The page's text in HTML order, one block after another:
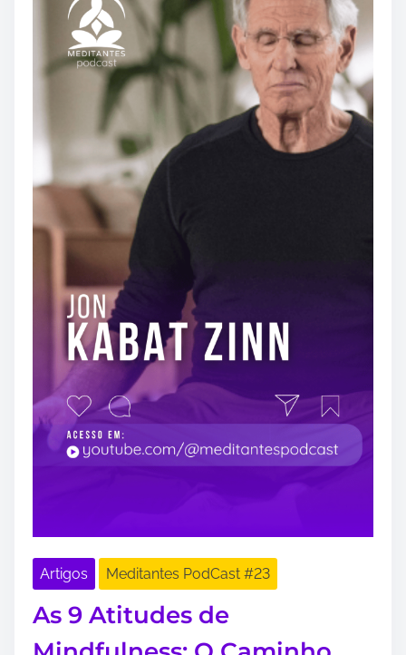
Artigos Meditantes PodCast #23
As 9 Atitudes de